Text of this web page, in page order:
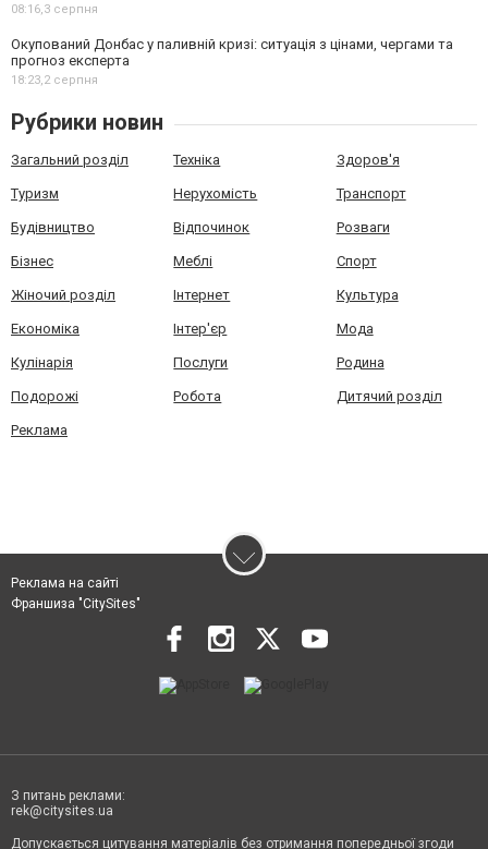
08:16,3 серпня
Окупований Донбас у паливній кризі: ситуація з цінами, чергами та
прогноз експерта
18:23,2 серпня
Рубрики новин
Загальний розділ Техніка Здоров'я
Туризм Нерухомість Транспорт
Будівництво Відпочинок Розваги
Бізнес Меблі Спорт
Жіночий розділ Інтернет Культура
Економіка Інтер'єр Мода
Кулінарія Послуги Родина
Подорожі Робота Дитячий розділ
Реклама
Реклама на сайті
Франшиза "CitySites"
З питань реклами:
rek@citysites.ua
Допускається цитування матеріалів без отримання попередньої згоди